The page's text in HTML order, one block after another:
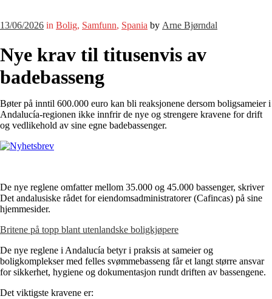
13/06/2026 in Bolig, Samfunn, Spania by Arne Bjørndal
Nye krav til titusenvis av
badebasseng
Bøter på inntil 600.000 euro kan bli reaksjonene dersom boligsameier i
Andalucía-regionen ikke innfrir de nye og strengere kravene for drift
og vedlikehold av sine egne badebassenger.
De nye reglene omfatter mellom 35.000 og 45.000 bassenger, skriver
Det andalusiske rådet for eiendomsadministratorer (Cafincas) på sine
hjemmesider.
Britene på topp blant utenlandske boligkjøpere
De nye reglene i Andalucía betyr i praksis at sameier og
boligkomplekser med felles svømmebasseng får et langt større ansvar
for sikkerhet, hygiene og dokumentasjon rundt driften av bassengene.
Det viktigste kravene er: